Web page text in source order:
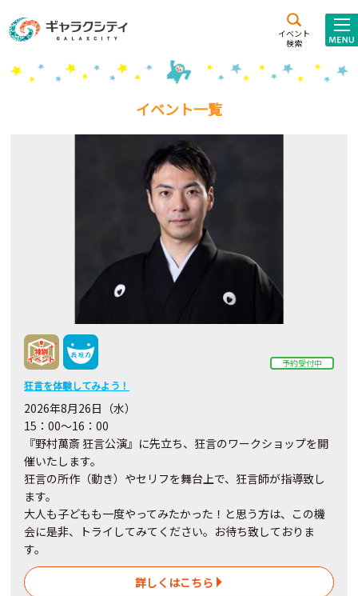
イベント
検索
施設案内
こども
西新井
施設･
お知らせ
イベントレポート
イベント一覧
予約受付中
狂言を体験してみよう！
2026年8月26日（水）
15：00～16：00
『野村萬斎 狂言公演』に先立ち、狂言のワークショップを開
催いたします。
狂言の所作（動き）やセリフを舞台上で、狂言師が指導致し
ます。
大人も子どもも一度やってみたかった！と思う方は、この機
会に是非、トライしてみてください。お待ち致しておりま
す。
詳しくはこちら